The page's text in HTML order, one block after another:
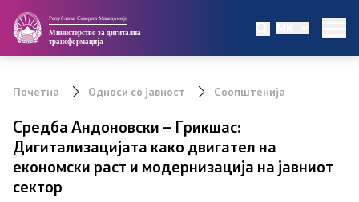
Република Северна Македонија
Министерство за дигитална
трансформација
MK
Министерство
Министер
Заменик министер
Почетна Односи со јавност Соопштенија
Средба Андоновски – Грикшас:
Дигитализацијата како двигател на
економски раст и модернизација на јавниот
сектор